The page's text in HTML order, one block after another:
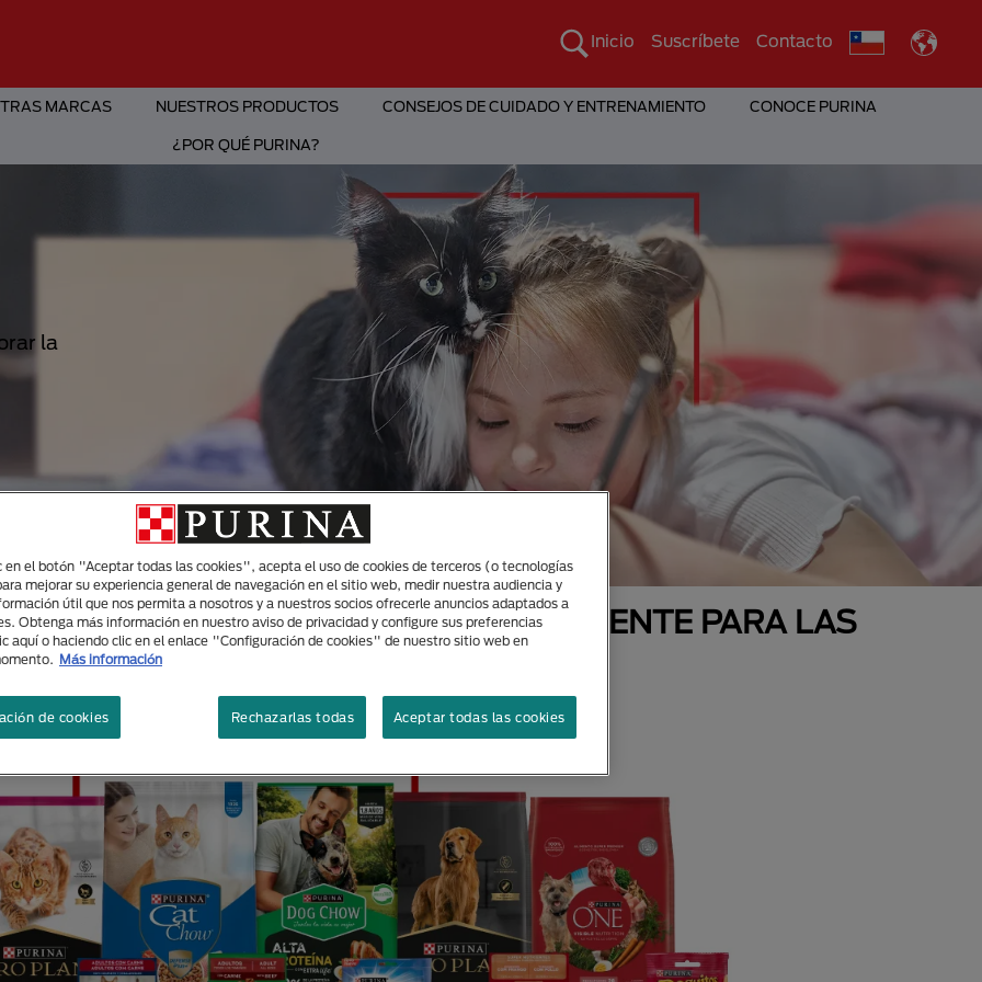
Inicio Suscríbete Contacto
MARCAS NUESTROS PRODUCTOS CONSEJOS DE CUIDADO Y ENTRENAMIENTO CONOCE PURINA
¿POR QUÉ PURINA?
MARCAS DISEÑADAS ESPECIALMENTE PARA LAS
DE TUS MASCOTAS
en el botón "Aceptar todas las cookies", acepta el uso de cookies de terceros (o tecnologías
mejorar su experiencia general de navegación en el sitio web, medir nuestra audiencia y
útil que nos permita a nosotros y a nuestros socios ofrecerle anuncios adaptados a
Obtenga más información en nuestro aviso de privacidad y configure sus preferencias
aquí o haciendo clic en el enlace "Configuración de cookies" de nuestro sitio web en
Más información
Rechazarlas todas Aceptar todas las cookies
de cookies